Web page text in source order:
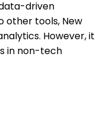
driven
other tools, New
However, it
in non-tech